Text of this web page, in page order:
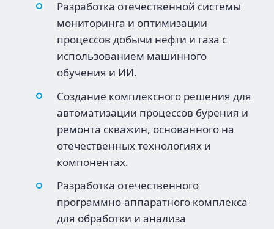
Разработка отечественной системы
мониторинга и оптимизации
процессов добычи нефти и газа с
использованием машинного
обучения и ИИ.
Создание комплексного решения для
автоматизации процессов бурения и
ремонта скважин, основанного на
отечественных технологиях и
компонентах.
Разработка отечественного
программно-аппаратного комплекса
для обработки и анализа